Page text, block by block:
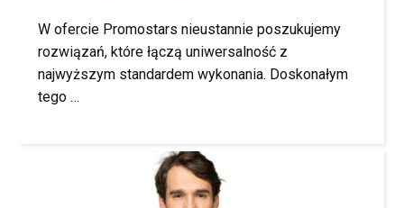
W ofercie Promostars nieustannie poszukujemy
rozwiązań, które łączą uniwersalność z
najwyższym standardem wykonania. Doskonałym
tego …